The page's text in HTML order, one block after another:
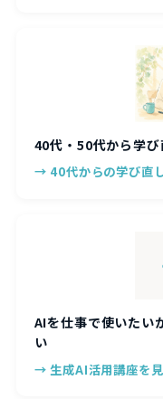
40代・50代から学び
→ 40代からの学び直
AIを仕事で使いたい
い
→ 生成AI活用講座を